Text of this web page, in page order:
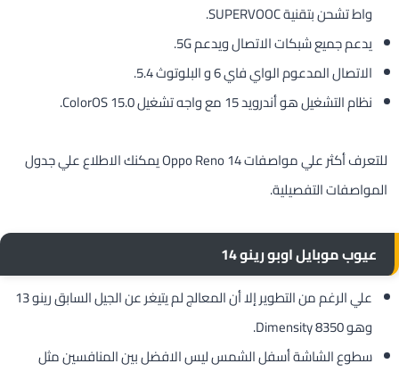
واط تشحن بتقنية SUPERVOOC.
يدعم جميع شبكات الاتصال ويدعم 5G.
الاتصال المدعوم الواي فاي 6 و البلوتوث 5.4.
نظام التشغيل هو أندرويد 15 مع واجه تشغيل ColorOS 15.0.
للتعرف أكثر علي مواصفات Oppo Reno 14 يمكنك الاطلاع علي جدول
المواصفات التفصيلية.
عيوب موبايل اوبو رينو 14
علي الرغم من التطوير إلا أن المعالج لم يتيغر عن الجيل السابق رينو 13
وهو Dimensity 8350.
سطوع الشاشة أسفل الشمس ليس الافضل بين المنافسين مثل